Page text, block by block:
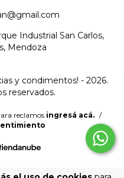
Industrial San Carlos,
Mendoza
y condimentos! - 2026.
reservados.
reclamos ingresá acá. /